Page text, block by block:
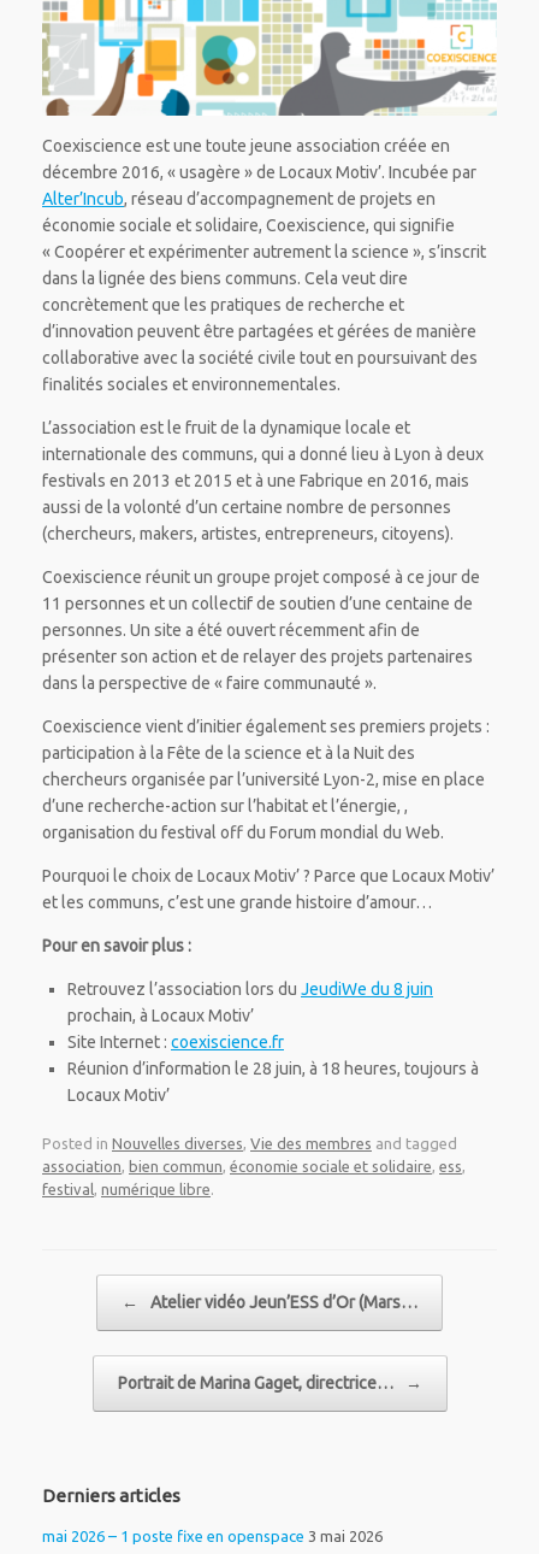
Coexiscience est une toute jeune association créée en
décembre 2016, « usagère » de Locaux Motiv’. Incubée par
Alter’Incub, réseau d’accompagnement de projets en
économie sociale et solidaire, Coexiscience, qui signifie
« Coopérer et expérimenter autrement la science », s’inscrit
dans la lignée des biens communs. Cela veut dire
concrètement que les pratiques de recherche et
d’innovation peuvent être partagées et gérées de manière
collaborative avec la société civile tout en poursuivant des
finalités sociales et environnementales.
L’association est le fruit de la dynamique locale et
internationale des communs, qui a donné lieu à Lyon à deux
festivals en 2013 et 2015 et à une Fabrique en 2016, mais
aussi de la volonté d’un certaine nombre de personnes
(chercheurs, makers, artistes, entrepreneurs, citoyens).
Coexiscience réunit un groupe projet composé à ce jour de
11 personnes et un collectif de soutien d’une centaine de
personnes. Un site a été ouvert récemment afin de
présenter son action et de relayer des projets partenaires
dans la perspective de « faire communauté ».
Coexiscience vient d’initier également ses premiers projets :
participation à la Fête de la science et à la Nuit des
chercheurs organisée par l’université Lyon-2, mise en place
d’une recherche-action sur l’habitat et l’énergie, ,
organisation du festival off du Forum mondial du Web.
Pourquoi le choix de Locaux Motiv’ ? Parce que Locaux Motiv’
et les communs, c’est une grande histoire d’amour…
Pour en savoir plus :
Retrouvez l’association lors du JeudiWe du 8 juin
prochain, à Locaux Motiv’
Site Internet : coexiscience.fr
Réunion d’information le 28 juin, à 18 heures, toujours à
Locaux Motiv’
Posted in Nouvelles diverses Vie des membres and tagged
association bien commun économie sociale et solidaire ess
festival numérique libre
← Atelier vidéo Jeun’ESS d’Or (Mars…
Portrait de Marina Gaget, directrice… →
Derniers articles
mai 2026 – 1 poste fixe en openspace 3 mai 2026